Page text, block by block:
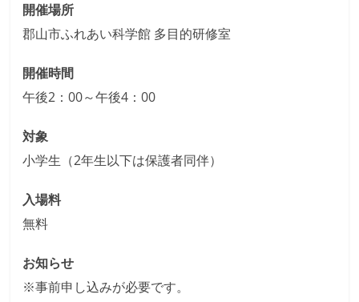
開催場所
郡山市ふれあい科学館 多目的研修室
開催時間
午後2：00～午後4：00
対象
小学生（2年生以下は保護者同伴）
入場料
無料
お知らせ
※事前申し込みが必要です。